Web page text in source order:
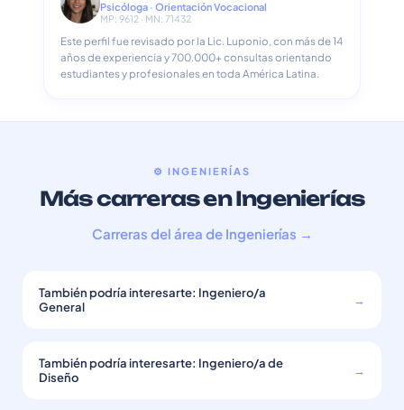
Psicóloga · Orientación Vocacional
MP: 9612 · MN: 71432
Este perfil fue revisado por la Lic. Luponio, con más de 14
años de experiencia y 700.000+ consultas orientando
estudiantes y profesionales en toda América Latina.
⚙️ INGENIERÍAS
Más carreras en Ingenierías
Carreras del área de Ingenierías →
También podría interesarte: Ingeniero/a
General
→
También podría interesarte: Ingeniero/a de
Diseño
→